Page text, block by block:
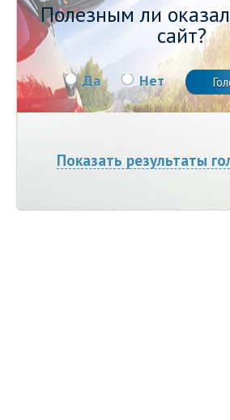
Полезным ли
сайт?
Да Нет
Показать результаты